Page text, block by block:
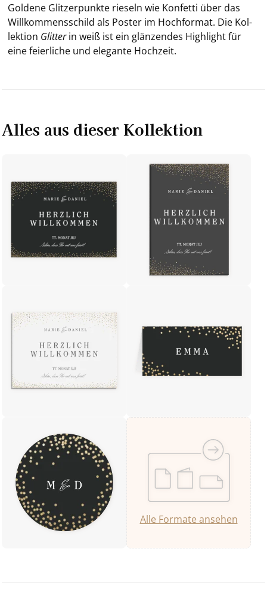
Gol­de­ne Glit­zer­punk­te rie­seln wie Kon­fet­ti über das
Will­kom­mens­schild als Pos­ter im Hoch­for­mat. Die Kol­
lek­ti­on Glit­terin weiß ist ein glän­zen­des High­light für
eine fei­er­li­che und ele­gan­te Hoch­zeit.
Alles aus dieser Kollektion
Alle Formate ansehen